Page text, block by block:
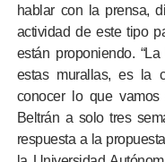
hablar con la prensa,
actividad de este tipo
están proponiendo.
estas murallas, es la
conocer lo que vamos
Beltrán a solo tres
respuesta a la